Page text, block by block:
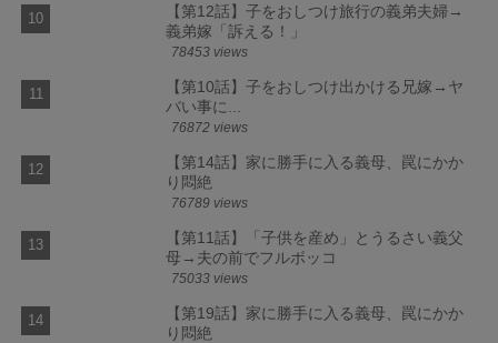
【第12話】子をおしつけ旅行の義弟夫婦→
義弟嫁「訴える！」
78453 views
【第10話】子をおしつけ出かける兄嫁→ヤ
バい事に...
76872 views
【第14話】家に勝手に入る義母、罠にかか
り悶絶
76789 views
【第11話】「子供を産め」とうるさい義父
母→夫の前でフルボッコ
75033 views
【第19話】家に勝手に入る義母、罠にかか
り悶絶